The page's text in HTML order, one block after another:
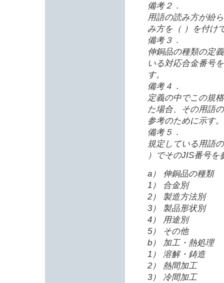
備考２．
用語の読み方が紛
み方を（ ）を付け
備考３．
伸銅品の種類の定
いる対応合金番号
す。
備考４．
定義の中でこの規
た場合、その用語
参考のために示す。
備考５．
規定している用語
）でそのJIS番号を
a） 伸銅品の種類
1） 合金別
2） 製造方法別
3） 製品形状別
4） 用途別
5） その他
b） 加工・熱処理
1） 溶解・鋳造
2） 熱間加工
3） 冷間加工